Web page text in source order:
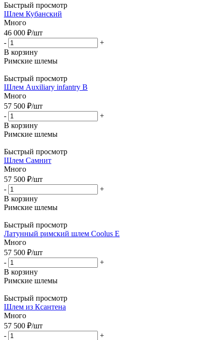
Быстрый просмотр
Шлем Кубанский
Много
46 000 ₽/шт
-
+
В корзину
Римские шлемы
Быстрый просмотр
Шлем Auxiliary infantry B
Много
57 500 ₽/шт
-
+
В корзину
Римские шлемы
Быстрый просмотр
Шлем Самнит
Много
57 500 ₽/шт
-
+
В корзину
Римские шлемы
Быстрый просмотр
Латунный римский шлем Coolus Е
Много
57 500 ₽/шт
-
+
В корзину
Римские шлемы
Быстрый просмотр
Шлем из Ксантена
Много
57 500 ₽/шт
-
+